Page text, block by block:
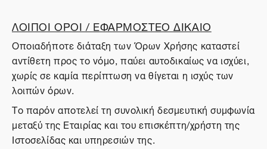
ΛΟΙΠΟΙ ΟΡΟΙ / ΕΦΑΡΜΟΣΤΕΟ ΔΙΚΑΙΟ
Οποιαδήποτε διάταξη των Όρων Χρήσης καταστεί
αντίθετη προς το νόμο, παύει αυτοδικαίως να ισχύει,
χωρίς σε καμία περίπτωση να θίγεται η ισχύς των
λοιπών όρων.
Το παρόν αποτελεί τη συνολική δεσμευτική συμφωνία
μεταξύ της Εταιρίας και του επισκέπτη/χρήστη της
Ιστοσελίδας και υπηρεσιών της.